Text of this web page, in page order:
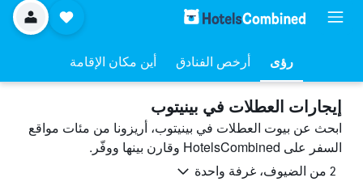
رؤى أرخص الفنادق أين مكان الإقامة
إيجارات العطلات في بينيتوب
ابحث عن بيوت العطلات في بينيتوب، أريزونا من مئات مواقع
السفر على HotelsCombined وقارن بينها ووفّر.
2 من الضيوف، غرفة واحدة